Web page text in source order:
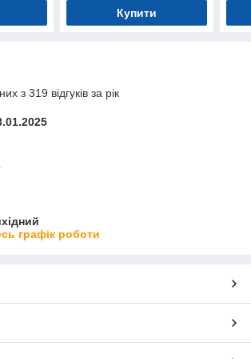
Купити
з 319 відгуків за рік
графік роботи